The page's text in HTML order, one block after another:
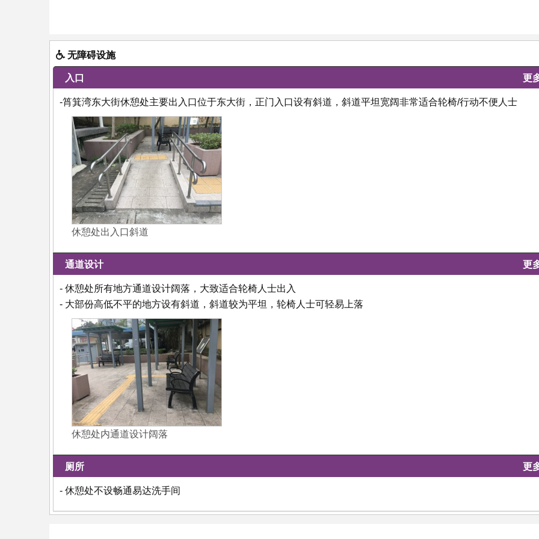
无障碍设施
入口 更
-筲箕湾东大街休憩处主要出入口位于东大街，正门入口设有斜道，斜道平坦宽阔非常适合轮椅/行动不便人士
休憩处出入口斜道
通道设计 更
- 休憩处所有地方通道设计阔落，大致适合轮椅人士出入
- 大部份高低不平的地方设有斜道，斜道较为平坦，轮椅人士可轻易上落
休憩处内通道设计阔落
厕所 更
- 休憩处不设畅通易达洗手间